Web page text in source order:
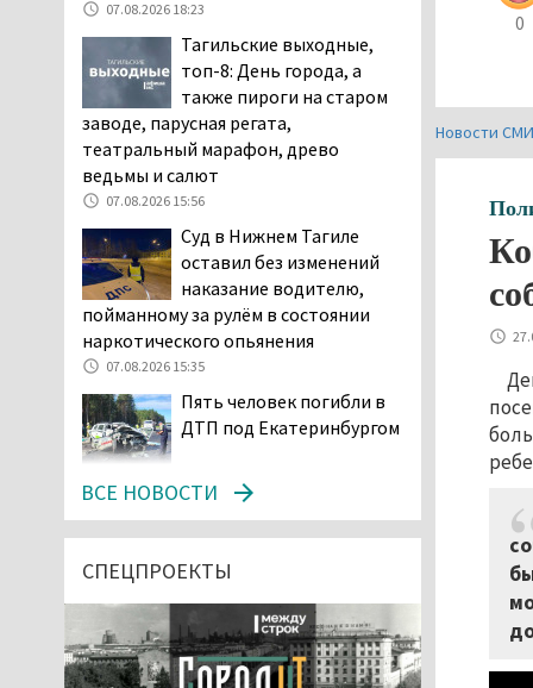
0
Новости
07.08.2026 18:23
Тагильские выходные,
топ-8: День города, а
также пироги на старом
заводе, парусная регата,
театральный марафон, древо
ведьмы и салют
07.08.2026 15:56
Суд в Нижнем Тагиле
оставил без изменений
наказание водителю,
пойманному за рулём в состоянии
наркотического опьянения
07.08.2026 15:35
Пять человек погибли в
ДТП под Екатеринбургом
проникли в квартиру
через балкон, чтобы
07.08.2026 14:20
В Красноуральске хитрый
водитель BMW ездил с
ВСЕ НОВОСТИ
СПЕЦПРОЕКТЫ